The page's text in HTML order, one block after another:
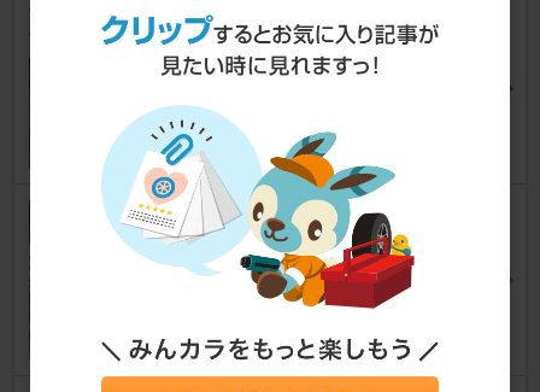
ミッションブローからの書なし
部品取ゲットー
CA屋敷さん
0
キャリイ センターアームブッ
シュ交換
キャリイトラック
[DA/DB71T/DA81T/DA/DB41T/DA/DB51T]
2
1